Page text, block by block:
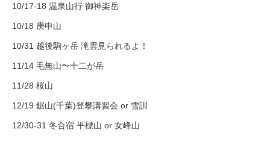
10/17-18 温泉山行 御神楽岳
10/18 庚申山
10/31 越後駒ヶ岳 滝雲見られるよ！
11/14 毛無山〜十二が岳
11/28 桜山
12/19 鋸山(千葉)登攀講習会 or 雪訓
12/30-31 冬合宿 平標山 or 女峰山